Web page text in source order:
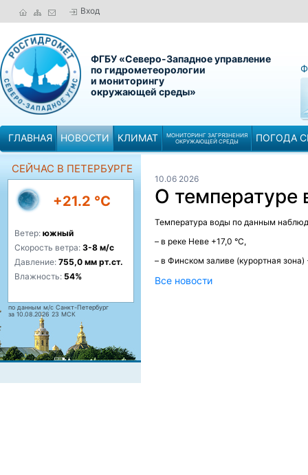
Вход
ФГБУ «Северо-Западное управление
по гидрометеорологии
и мониторингу
окружающей среды»
ГЛАВНАЯ НОВОСТИ КЛИМАТ
МОНИТОРИНГ ЗАГРЯЗНЕНИЯ
ОКРУЖАЮЩЕЙ СРЕДЫ
ПОГОДА
СЕЙЧАС В ПЕТЕРБУРГЕ
+21.2 °C
Ветер: южный
Скорость ветра: 3-8 м/с
Давление: 755,0 мм рт.ст.
Влажность: 54%
по данным м/с Санкт-Петербург
за 10.08.2026 23 МСК
10.06 2026
О температуре
Температура воды по данным
– в реке Неве +17,0 °C,
– в Финском заливе (курортная зона)
Все новости